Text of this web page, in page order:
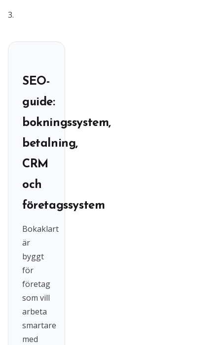
3.
SEO-
guide:
bokningssystem,
betalning,
CRM
och
företagssystem
Bokaklart
är
byggt
för
företag
som vill
arbeta
smartare
med